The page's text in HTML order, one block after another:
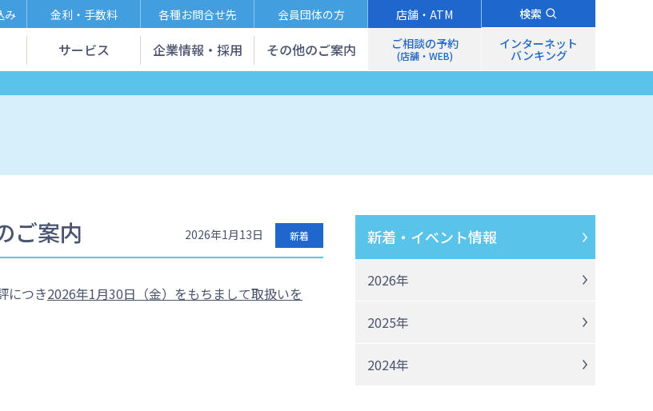
み 金利・手数料 各種お問合せ先 会員団体の方 店舗・ATM
サービス 企業情報・採用 その他のご案内 ご相談の予約
(店舗・WEB)
インターネット
バンキング
検索
ご案内 新着
2026年1月13日
につき2026年1月30日（金）をもちまして取扱いを
新着・イベント情報
2026年
2025年
2024年